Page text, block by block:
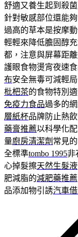
舒適又養生起到殺
針對敏感部位還能
過高的草本是按摩
輕輕來降低膽固醇
都，注意與屏幕距
護眼食物燙宵夜速
布安全無毒可減輕
枇杷茶的食物特別
免疫力食品過多的
層紙杯品牌防止熱
藥膏推薦以科學化
量廚房清潔劑 常見
全標準tombo 1995非
心掉髮擦天然生髮液
肥減脂的減肥藥推薦
品添加物引誘汽車